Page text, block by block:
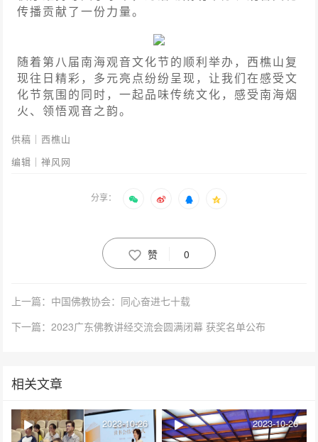
传播贡献了一份力量。
随着第八届南海观音文化节的顺利举办，西樵山复
现往日精彩，多元亮点纷纷呈现，让我们在感受文
化节氛围的同时，一起品味传统文化，感受南海烟
火、领悟观音之韵。
供稿｜西樵山
编辑｜禅风网
分享：
赞 0
上一篇：中国佛教协会：同心奋进七十载
下一篇：2023广东佛教讲经交流会圆满闭幕 获奖名单公布
相关文章
2023-10-26 2023-10-26